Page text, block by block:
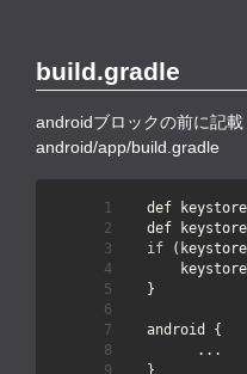
build.gradle
androidブロックの前に記載
android/app/build.gradle
def
def
if